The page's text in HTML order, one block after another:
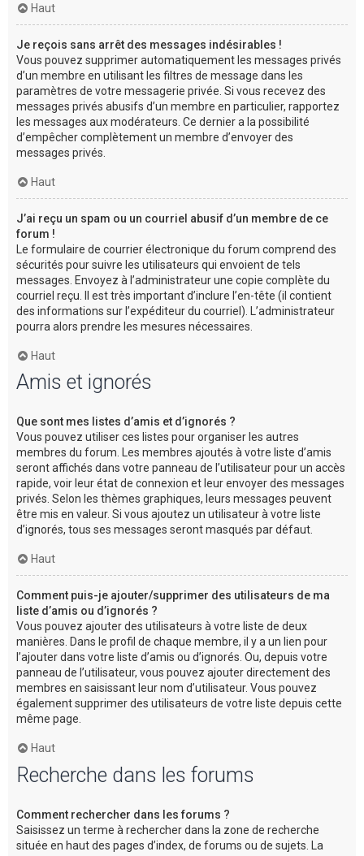
Haut
Je reçois sans arrêt des messages indésirables !
Vous pouvez supprimer automatiquement les messages privés
d’un membre en utilisant les filtres de message dans les
paramètres de votre messagerie privée. Si vous recevez des
messages privés abusifs d’un membre en particulier, rapportez
les messages aux modérateurs. Ce dernier a la possibilité
d’empêcher complètement un membre d’envoyer des
messages privés.
Haut
J’ai reçu un spam ou un courriel abusif d’un membre de ce
forum !
Le formulaire de courrier électronique du forum comprend des
sécurités pour suivre les utilisateurs qui envoient de tels
messages. Envoyez à l’administrateur une copie complète du
courriel reçu. Il est très important d’inclure l’en-tête (il contient
des informations sur l’expéditeur du courriel). L’administrateur
pourra alors prendre les mesures nécessaires.
Haut
Amis et ignorés
Que sont mes listes d’amis et d’ignorés ?
Vous pouvez utiliser ces listes pour organiser les autres
membres du forum. Les membres ajoutés à votre liste d’amis
seront affichés dans votre panneau de l’utilisateur pour un accès
rapide, voir leur état de connexion et leur envoyer des messages
privés. Selon les thèmes graphiques, leurs messages peuvent
être mis en valeur. Si vous ajoutez un utilisateur à votre liste
d’ignorés, tous ses messages seront masqués par défaut.
Haut
Comment puis-je ajouter/supprimer des utilisateurs de ma
liste d’amis ou d’ignorés ?
Vous pouvez ajouter des utilisateurs à votre liste de deux
manières. Dans le profil de chaque membre, il y a un lien pour
l’ajouter dans votre liste d’amis ou d’ignorés. Ou, depuis votre
panneau de l’utilisateur, vous pouvez ajouter directement des
membres en saisissant leur nom d’utilisateur. Vous pouvez
également supprimer des utilisateurs de votre liste depuis cette
même page.
Haut
Recherche dans les forums
Comment rechercher dans les forums ?
Saisissez un terme à rechercher dans la zone de recherche
située en haut des pages d’index, de forums ou de sujets. La